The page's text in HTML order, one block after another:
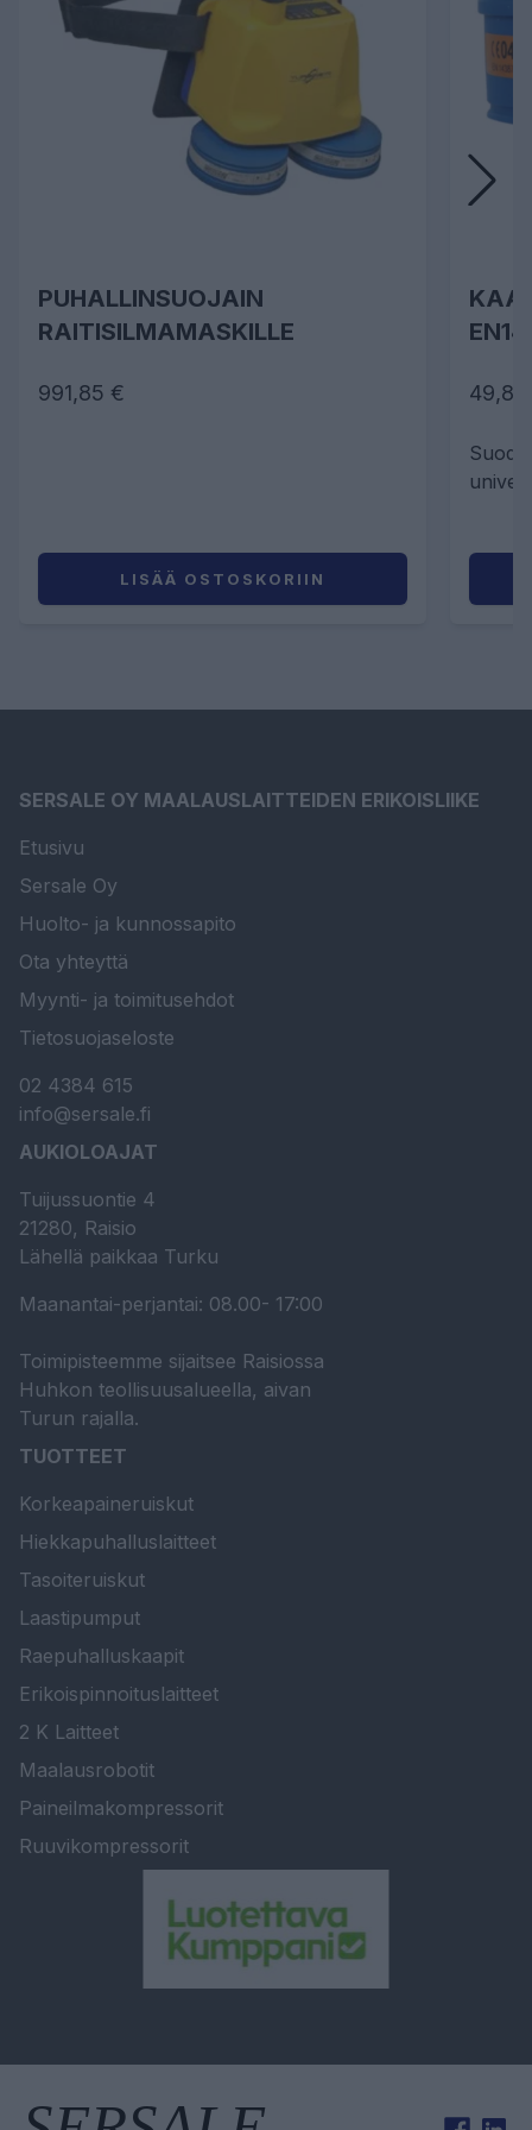
PUHALLINSUOJAIN
RAITISILMAMASKILLE
991,85 €
LISÄÄ OSTOSKORIIN
SERSALE OY MAALAUSLAITTEIDEN ERIKOISLIIKE
Etusivu
Sersale Oy
Huolto- ja kunnossapito
Ota yhteyttä
Myynti- ja toimitusehdot
Tietosuojaseloste
02 4384 615
info@sersale.fi
AUKIOLOAJAT
Tuijussuontie 4
21280, Raisio
Lähellä paikkaa Turku
Maanantai-perjantai: 08.00- 17:00
Toimipisteemme sijaitsee Raisiossa
Huhkon teollisuusalueella, aivan
Turun rajalla.
TUOTTEET
Korkeapaineruiskut
Hiekkapuhalluslaitteet
Tasoiteruiskut
Laastipumput
Raepuhalluskaapit
Erikoispinnoituslaitteet
2 K Laitteet
Maalausrobotit
Paineilmakompressorit
Ruuvikompressorit